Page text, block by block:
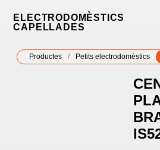
ELECTRODOMÈSTICS
CAPELLADES
Productes / Petits electrodomèstics